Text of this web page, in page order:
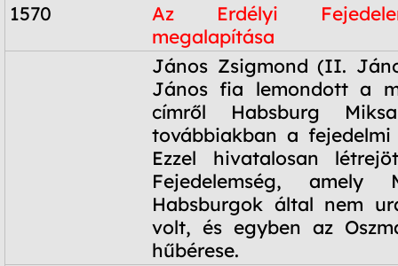
1570
Az Erdélyi
megalapítása
János Zsigmond (II.
János fia lemondott a
címről Habsburg
továbbiakban a fejedelmi
Ezzel hivatalosan
Fejedelemség, amely
Habsburgok által nem
volt, és egyben az
hűbérese.